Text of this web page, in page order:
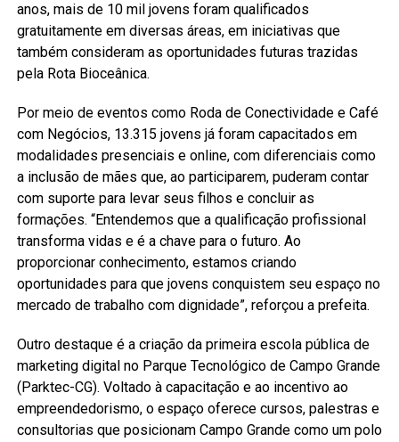
anos, mais de 10 mil jovens foram qualificados
gratuitamente em diversas áreas, em iniciativas que
também consideram as oportunidades futuras trazidas
pela Rota Bioceânica.
Por meio de eventos como Roda de Conectividade e Café
com Negócios, 13.315 jovens já foram capacitados em
modalidades presenciais e online, com diferenciais como
a inclusão de mães que, ao participarem, puderam contar
com suporte para levar seus filhos e concluir as
formações. “Entendemos que a qualificação profissional
transforma vidas e é a chave para o futuro. Ao
proporcionar conhecimento, estamos criando
oportunidades para que jovens conquistem seu espaço no
mercado de trabalho com dignidade”, reforçou a prefeita.
Outro destaque é a criação da primeira escola pública de
marketing digital no Parque Tecnológico de Campo Grande
(Parktec-CG). Voltado à capacitação e ao incentivo ao
empreendedorismo, o espaço oferece cursos, palestras e
consultorias que posicionam Campo Grande como um polo